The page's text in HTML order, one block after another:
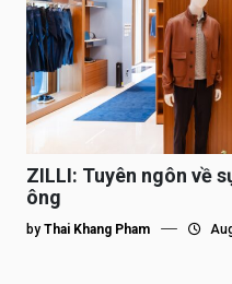
ZILLI: Tuyên ngôn về
ông
by Thai Khang Pham